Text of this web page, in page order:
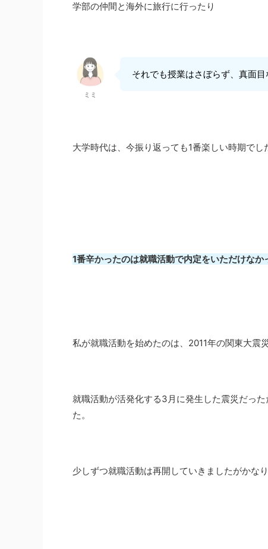
学部の仲間と海外に旅行に行ったり
ミミ
それでも授業はさぼらず、真面
大学時代は、今振り返っても1番楽しい時期でし
1番辛かったのは就職活動で内定をいただけなか
私が就職活動を始めたのは、2011年の関東大震
就職活動が活発化する3月に発生した震災だっ
た。
少しずつ就職活動は再開していきましたがかな